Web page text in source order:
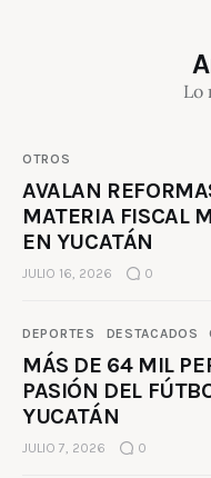
Lo
OTROS
AVALAN
MATERIA FISCAL
EN YUCATÁN
JULIO 16, 2026 0
DEPORTES DESTACADOS
MÁS DE 64 MIL
PASIÓN DEL
YUCATÁN
JULIO 7, 2026 0